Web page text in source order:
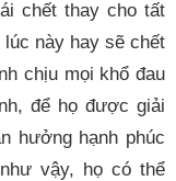
chết thay cho tất
này hay sẽ chết
chịu mọi khổ đau
để họ được giải
hưởng hạnh phúc
vậy, họ có thể